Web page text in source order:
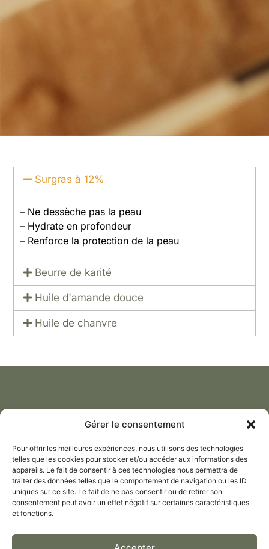
Gérer le consentement
Pour offrir les meilleures expériences, nous utilisons des technologies
telles que les cookies pour stocker et/ou accéder aux informations des
appareils. Le fait de consentir à ces technologies nous permettra de
traiter des données telles que le comportement de navigation ou les ID
uniques sur ce site. Le fait de ne pas consentir ou de retirer son
consentement peut avoir un effet négatif sur certaines caractéristiques
et fonctions.
Surgras à 12%
– Ne dessèche pas la peau
– Hydrate en profondeur
– Renforce la protection de la peau
Beurre de karité
Huile d'amande douce
Huile de chanvre
DÈS 40€ D’ACHAT
PAIEMENT PAR